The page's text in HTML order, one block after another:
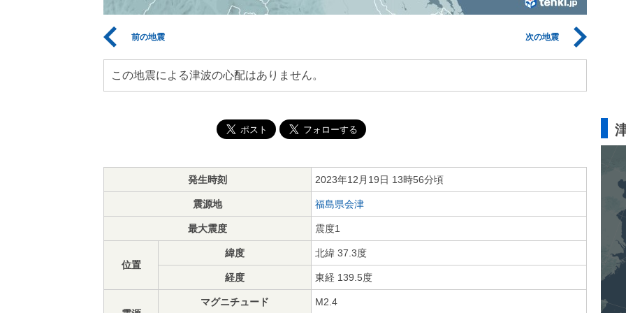
前の地震 次の地震
この地震による津波の心配はありません。
発生時刻 2023年12月19日 13時56分頃
震源地 福島県会津
最大震度 震度1
位置
緯度 北緯 37.3度
経度 東経 139.5度
マグニチュード M2.4